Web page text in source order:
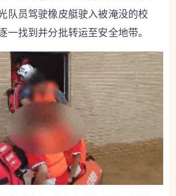
队员驾驶橡皮艇驶入被淹没的校
一找到并分批转运至安全地带。